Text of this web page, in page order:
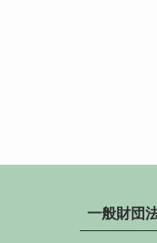
一般財団